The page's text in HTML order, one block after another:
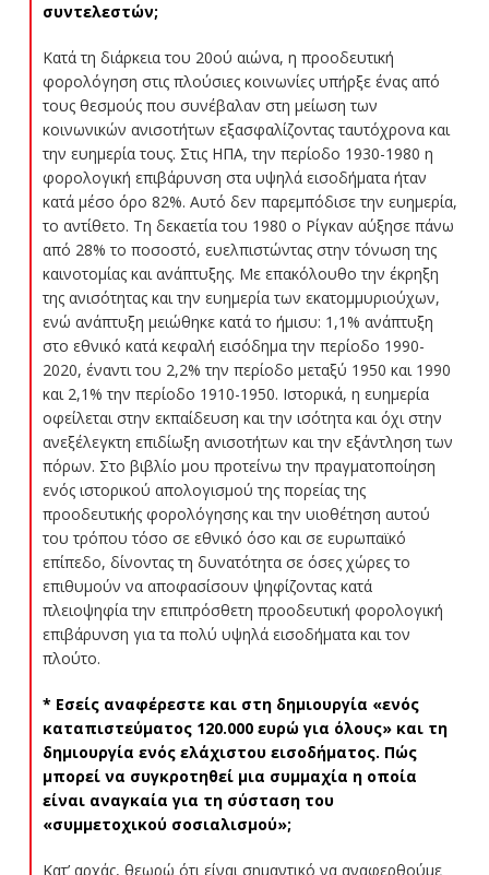
συντελεστών;
Κατά τη διάρκεια του 20ού αιώνα, η προοδευτική
φορολόγηση στις πλούσιες κοινωνίες υπήρξε ένας από
τους θεσμούς που συνέβαλαν στη μείωση των
κοινωνικών ανισοτήτων εξασφαλίζοντας ταυτόχρονα και
την ευημερία τους. Στις ΗΠΑ, την περίοδο 1930-1980 η
φορολογική επιβάρυνση στα υψηλά εισοδήματα ήταν
κατά μέσο όρο 82%. Αυτό δεν παρεμπόδισε την ευημερία,
το αντίθετο. Τη δεκαετία του 1980 ο Ρίγκαν αύξησε πάνω
από 28% το ποσοστό, ευελπιστώντας στην τόνωση της
καινοτομίας και ανάπτυξης. Με επακόλουθο την έκρηξη
της ανισότητας και την ευημερία των εκατομμυριούχων,
ενώ ανάπτυξη μειώθηκε κατά το ήμισυ: 1,1% ανάπτυξη
στο εθνικό κατά κεφαλή εισόδημα την περίοδο 1990-
2020, έναντι του 2,2% την περίοδο μεταξύ 1950 και 1990
και 2,1% την περίοδο 1910-1950. Ιστορικά, η ευημερία
οφείλεται στην εκπαίδευση και την ισότητα και όχι στην
ανεξέλεγκτη επιδίωξη ανισοτήτων και την εξάντληση των
πόρων. Στο βιβλίο μου προτείνω την πραγματοποίηση
ενός ιστορικού απολογισμού της πορείας της
προοδευτικής φορολόγησης και την υιοθέτηση αυτού
του τρόπου τόσο σε εθνικό όσο και σε ευρωπαϊκό
επίπεδο, δίνοντας τη δυνατότητα σε όσες χώρες το
επιθυμούν να αποφασίσουν ψηφίζοντας κατά
πλειοψηφία την επιπρόσθετη προοδευτική φορολογική
επιβάρυνση για τα πολύ υψηλά εισοδήματα και τον
πλούτο.
* Εσείς αναφέρεστε και στη δημιουργία «ενός
καταπιστεύματος 120.000 ευρώ για όλους» και τη
δημιουργία ενός ελάχιστου εισοδήματος. Πώς
μπορεί να συγκροτηθεί μια συμμαχία η οποία
είναι αναγκαία για τη σύσταση του
«συμμετοχικού σοσιαλισμού»;
Κατ’ αρχάς, θεωρώ ότι είναι σημαντικό να αναφερθούμε